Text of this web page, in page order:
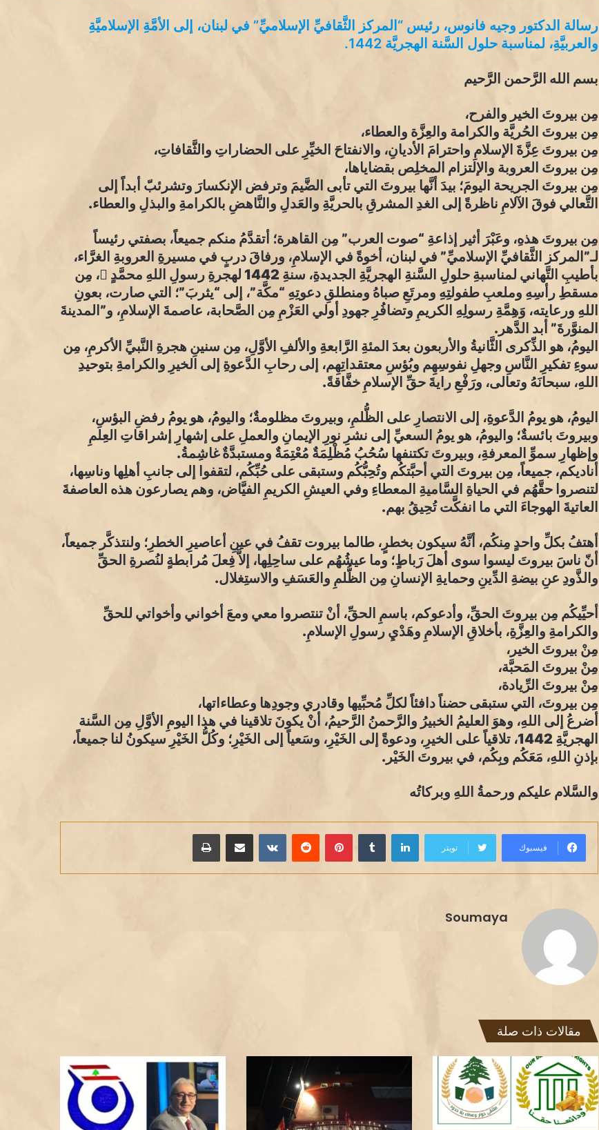
رسالة الدكتور وجيه فانوس، رئيس “المركز الثَّقافيِّ الإسلاميِّ” في لبنان، إلى الأمَّةِ الإسلاميَّةِ
والعربيَّةِ، لمناسبة حلول السَّنة الهجريَّة 1442.
بسم الله الرَّحمن الرَّحيم
مِن بيروتَ الخير والفرح،
مِن بيروتَ الحُريَّة والكرامة والعِزَّة والعطاء،
مِن بيروتَ عِزَّةَ الإسلامِ واحترامَ الأديانِ، والانفتاحَ الخيِّرِ على الحضاراتِ والثَّقافاتِ،
مِن بيروتَ العروبة والإلتزام المخلِص بقضاياها،
مِن بيروتَ الجريحة اليومَ؛ بيدَ أنَّها بيروتَ التي تأبى الضَّيمَ وترفض الإنكسارَ وتشرئبّ أبداً إلى
التَّعالي فوقَ الآلامِ ناظرةً إلى الغدِ المشرقِ بالحريَّةِ والعَدلِ والنَّاهضِ بالكرامةِ والبذلِ والعطاء.
مِن بيروتَ هذهِ، وعَبْرَ أثير إذاعةِ “صوت العرب” مِن القاهرة؛ أتقدَّمُ منكم جميعاً، بصفتي رئيساً
لـ”المركز الثَّقافيِّ الإسلاميِّ” في لبنان، أخوةً في الإسلامِ، ورفاقَ دربٍ في مسيرةِ العروبةِ الغرَّاء،
بأطيبِ التَّهاني لمناسبةِ حلولِ السَّنةِ الهجريَّةِ الجديدةِ، سنةِ 1442 لهجرةِ رسولِ اللهِ محمَّدٍ ، مِن
مسقطِ رأسِهِ وملعبِ طفولتِهِ ومرتَعِ صباهُ ومنطلقِ دعوتِهِ “مكَّة”، إلى “يثربَ”؛ التي صارت، بعونِ
اللهِ ورعايته، وَهِمَّةِ رسولِهِ الكريمِ وتضافُرِ جهودِ أولي العَزْمِ مِن الصَّحابة، عاصمةَ الإسلامِ، و”المدينةَ
المنوَّرةَ” أبد الدَّهر.
اليومُ، هو الذِّكرى الثَّانيةُ والأربعون بعدَ المئةِ الرَّابعةِ والألفِ الأوَّلِ، مِن سنينِ هجرةِ النَّبيِّ الأكرمِ، مِن
سوءِ تفكيرِ النَّاسِ وجهلِ نفوسِهِم وبُؤسِ معتقداتِهِم، إلى رحابِ الدَّعوةِ إلى الخيرِ والكرامةِ بتوحيدِ
اللهِ، سبحانَهُ وتعالى، ورَفْعِ رايةَ حقِّ الإسلامِ خفَّاقةً.
اليومُ، هو يومُ الدَّعوةِ، إلى الانتصارِ على الظُّلمِ، وبيروتَ مظلومةٌ؛ واليومُ، هو يومُ رفضِ البؤسِ،
وبيروتَ بائسةٌ؛ واليومُ، هو يومُ السعيِّ إلى نشرِ نورِ الإيمانِ والعملِ على إشهارِ إشراقاتِ العِلمِ
وإظهارِ سموِّ المعرفةِ، وبيروتَ تكتنفها سُحُبُ مُظْلِمَةٌ مُعْتِمَةٌ ومستبدَّةٌ غاشِمةُ.
أناديكم، جميعاً، مِن بيروتَ التي أحبَّتكُم وتُحِبُّكُم وستبقى على حُبِّكُم، لتقفوا إلى جانبِ أهلِها وناسِها،
لتنصروا حقَّهُم في الحياةِ السَّاميةِ المعطاءِ وفي العيشِ الكريمِ الفيَّاض، وهم يصارعون هذه العاصفةَ
العاتيةَ الهوجاءَ التي ما انفكَّت تُحِيقُ بهم.
أهتفُ بكلِّ واحدٍ مِنكُم، أنَّهُ سيكون بخطرٍ، طالما بيروت تقفُ في عينِ أعاصيرِ الخطرِ؛ ولنتذكَّر جميعاً،
أنّ ناسَ بيروتَ ليسوا سوى أهلَ رَباطٍ؛ وما عيشُهُم على ساحِلِها، إلاَّ فِعلَ مُرابطةٍ لنُصرةِ الحقِّ
والذَّودِ عنِ بيضةِ الدِّينِ وحمايةِ الإنسانِ مِن الظُّلمِ والعَسَفِ والاستِغلال.
أحيِّيكُم مِن بيروتَ الحقِّ، وأدعوكم، باسمِ الحقِّ، أنْ تنتصروا معي ومعَ أخواني وأخواتي للحقِّ
والكرامةِ والعِزَّةِ، بأخلاقِ الإسلامِ وهَدْيِ رسولِ الإسلامِ.
مِنْ بيروتَ الخير،
مِنْ بيروتَ المَحبَّة،
مِنْ بيروتَ الرِّيادة،
مِن بيروتَ، التي ستبقى حضناً دافئاً لكلِّ مُحبِّيها وقادري وجودِها وعطاءاتها،
أضرعُ إلى اللهِ، وهوَ العليمُ الخبيرُ والرَّحمنُ الرَّحيمُ، أنْ يكونَ تلاقينا في هذا اليومِ الأوَّلِ مِن السَّنة
الهجريَّةِ 1442، تلاقياً على الخيرِ، ودعوةً إلى الخَيْرِ، وسَعياً إلى الخَيْرِ؛ وكُلُّ الخَيْرِ سيكونُ لنا جميعاً،
بإذنِ اللهِ، مَعَكُم وبِكُم، في بيروتَ الخَيْر.
والسَّلام عليكم ورحمةُ اللهِ وبركاتُه
فيسبوك تويتر
لينكدإن بينتيريست مشاركة عبر البريد طباعة
Soumaya
مقالات ذات صلة